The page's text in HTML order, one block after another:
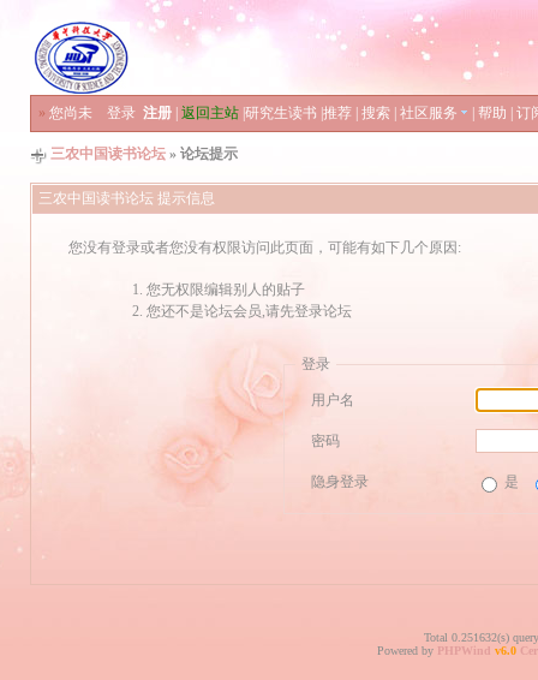
» 您尚未 登录 注册 返回主站 研究生读书 推荐 搜索 社区服务 帮助 订
三农中国读书论坛 » 论坛提示
三农中国读书论坛 提示信息
您没有登录或者您没有权限访问此页面，可能有如下几个原因:
您无权限编辑别人的贴子
您还不是论坛会员,请先登录论坛
登录
用户名
密码
隐身登录 是
Total 0.251632(s)
Powered by PHPWind v6.0